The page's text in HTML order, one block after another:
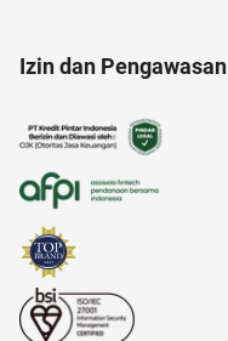
altcoin
aloe vera
Izin dan Pengawasan